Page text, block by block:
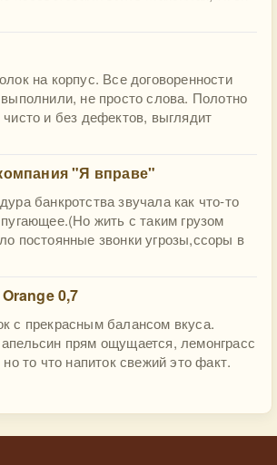
на корпус. Все договоренности
не просто слова. Полотно
и без дефектов, выглядит
"Я вправе"
банкротства звучала как что-то
жить с таким грузом
постоянные звонки угрозы,ссоры в
0,7
с прекрасным балансом вкуса.
прям ощущается, лемонграсс
то что напиток свежий это факт.